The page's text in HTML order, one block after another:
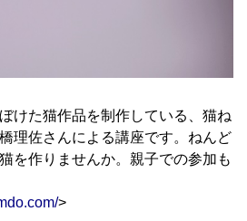
けた猫作品を制作している、猫ね
理佐さんによる講座です。ねんど
を作りませんか。親子での参加も
>